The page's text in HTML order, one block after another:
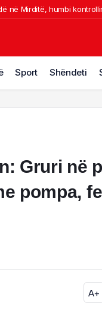
në Mirditë, humbi
Sport Shëndeti
Gruri në
pompa,
A+